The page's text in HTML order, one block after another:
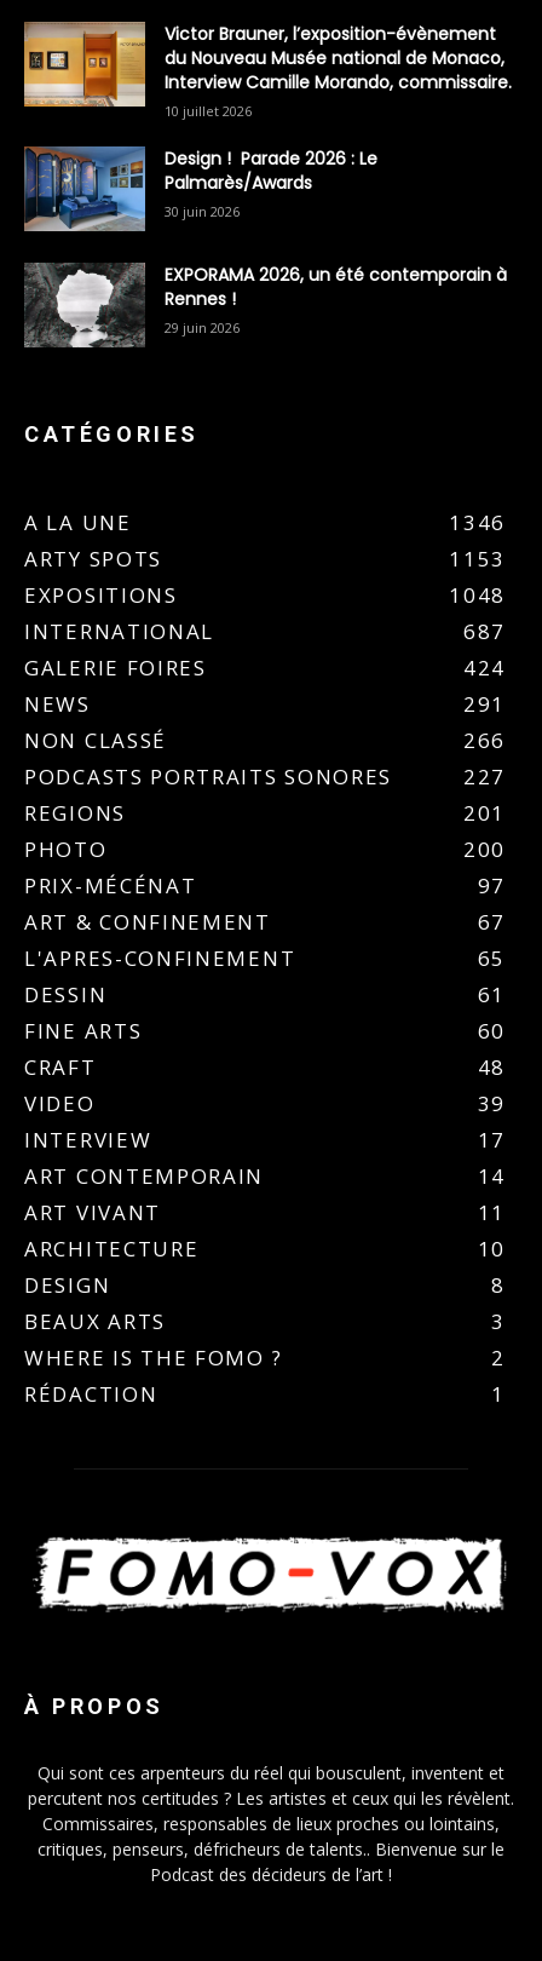
Victor Brauner, l’exposition-évènement
du Nouveau Musée national de Monaco,
Interview Camille Morando, commissaire.
10 juillet 2026
Design ! Parade 2026 : Le
Palmarès/Awards
30 juin 2026
EXPORAMA 2026, un été contemporain à
Rennes !
29 juin 2026
CATÉGORIES
A LA UNE
1346
ARTY SPOTS
1153
EXPOSITIONS
1048
INTERNATIONAL
687
GALERIE FOIRES
424
NEWS
291
NON CLASSÉ
266
PODCASTS PORTRAITS SONORES
227
REGIONS
201
PHOTO
200
PRIX-MÉCÉNAT
97
ART & CONFINEMENT
67
L'APRES-CONFINEMENT
65
DESSIN
61
FINE ARTS
60
CRAFT
48
VIDEO
39
INTERVIEW
17
ART CONTEMPORAIN
14
ART VIVANT
11
ARCHITECTURE
10
DESIGN
8
BEAUX ARTS
3
WHERE IS THE FOMO ?
2
RÉDACTION
1
À PROPOS
Qui sont ces arpenteurs du réel qui bousculent, inventent et
percutent nos certitudes ? Les artistes et ceux qui les révèlent.
Commissaires, responsables de lieux proches ou lointains,
critiques, penseurs, défricheurs de talents.. Bienvenue sur le
Podcast des décideurs de l’art !